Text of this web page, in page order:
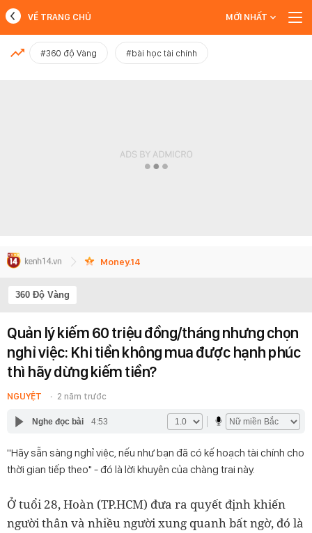
MỚI NHẤT
VỀ TRANG CHỦ MỚI NHẤT
#360 độ Vàng #bài học tài chính
Money.14
360 Độ Vàng
Quản lý kiếm 60 triệu đồng/tháng nhưng chọn
nghỉ việc: Khi tiền không mua được hạnh phúc
thì hãy dừng kiếm tiền?
NGUYỆT 2 năm trước
Nghe đọc bài 4:53
''Hãy sẵn sàng nghỉ việc, nếu như bạn đã có kế hoạch tài chính cho
thời gian tiếp theo" - đó là lời khuyên của chàng trai này.
Ở tuổi 28, Hoàn (TP.HCM) đưa ra quyết định khiến
người thân và nhiều người xung quanh bất ngờ, đó là